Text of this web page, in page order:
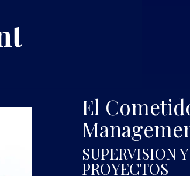
El
SUPERVISION
PROYECTOS